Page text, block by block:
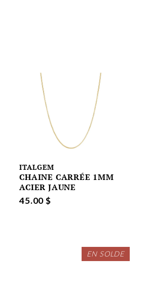
ITALGEM
CHAINE CARRÉE 1MM
ACIER JAUNE
45.00 $
EN SOLDE